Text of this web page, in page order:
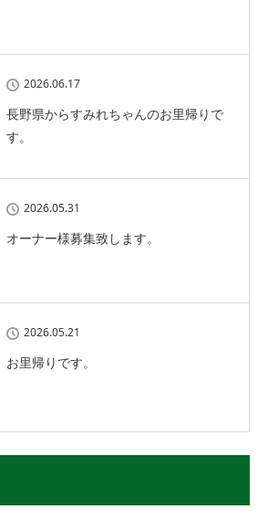
2026.06.17
長野県からすみれちゃんのお里帰りで
す。
2026.05.31
オーナー様募集致します。
2026.05.21
お里帰りです。